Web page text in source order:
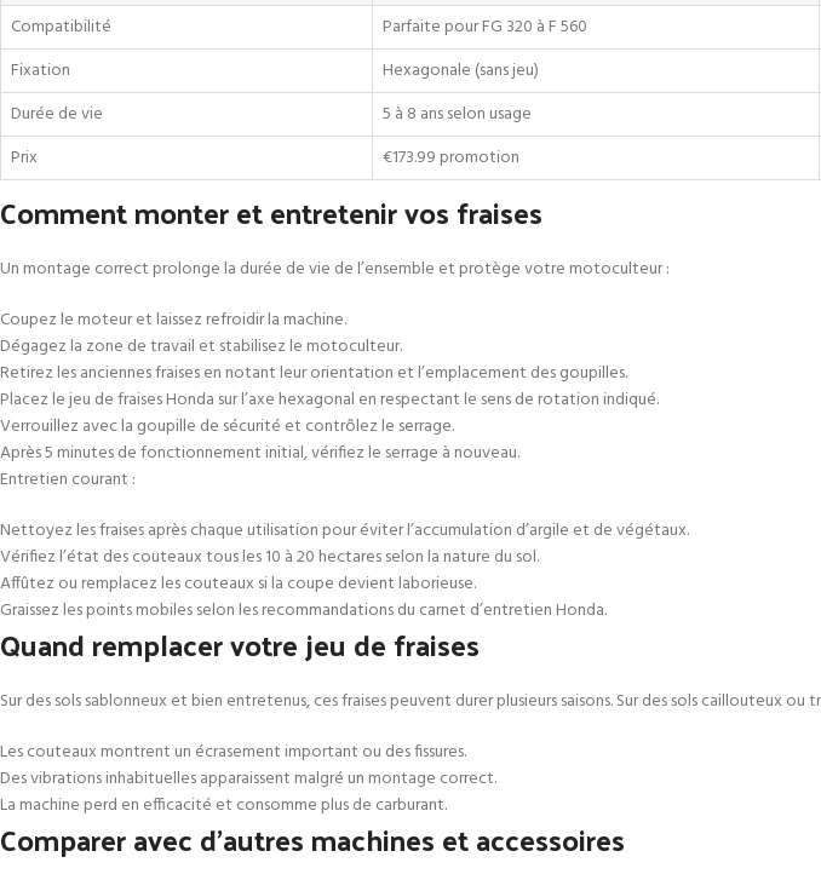
Compatibilité Parfaite pour FG 320 à F 560
Fixation
Hexagonale (sans jeu)
Durée de vie
5 à 8 ans selon usage
Prix
€173.99 promotion
Comment monter et entretenir vos fraises
Un montage correct prolonge la durée de vie de l’ensemble et protège votre motoculteur :
Coupez le moteur et laissez refroidir la machine.
Dégagez la zone de travail et stabilisez le motoculteur.
Retirez les anciennes fraises en notant leur orientation et l’emplacement des goupilles.
Placez le jeu de fraises Honda sur l’axe hexagonal en respectant le sens de rotation indiqué.
Verrouillez avec la goupille de sécurité et contrôlez le serrage.
Après 5 minutes de fonctionnement initial, vérifiez le serrage à nouveau.
Entretien courant :
Nettoyez les fraises après chaque utilisation pour éviter l’accumulation d’argile et de végétaux.
Vérifiez l’état des couteaux tous les 10 à 20 hectares selon la nature du sol.
Affûtez ou remplacez les couteaux si la coupe devient laborieuse.
Graissez les points mobiles selon les recommandations du carnet d’entretien Honda.
Quand remplacer votre jeu de fraises
Sur des sols sablonneux et bien entretenus, ces fraises peuvent durer plusieurs saisons. Sur des sols caillouteux ou
Les couteaux montrent un écrasement important ou des fissures.
Des vibrations inhabituelles apparaissent malgré un montage correct.
La machine perd en efficacité et consomme plus de carburant.
Comparer avec d’autres machines et accessoires